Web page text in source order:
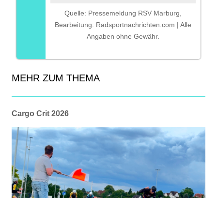
Quelle: Pressemeldung RSV Marburg,
Bearbeitung: Radsportnachrichten.com | Alle
Angaben ohne Gewähr.
MEHR ZUM THEMA
Cargo Crit 2026